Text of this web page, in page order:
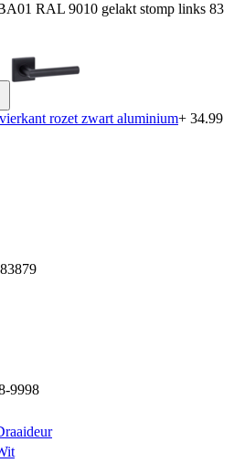
RAL 9010 gelakt stomp links 83
rozet zwart aluminium+ 34.99
9998